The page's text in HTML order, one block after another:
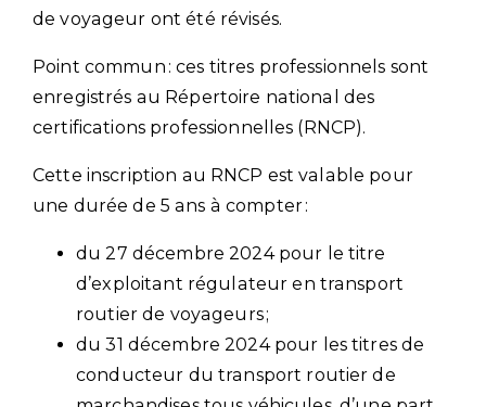
de voyageur ont été révisés.
Point commun : ces titres professionnels sont
enregistrés au Répertoire national des
certifications professionnelles (RNCP).
Cette inscription au RNCP est valable pour
une durée de 5 ans à compter :
du 27 décembre 2024 pour le titre
d’exploitant régulateur en transport
routier de voyageurs ;
du 31 décembre 2024 pour les titres de
conducteur du transport routier de